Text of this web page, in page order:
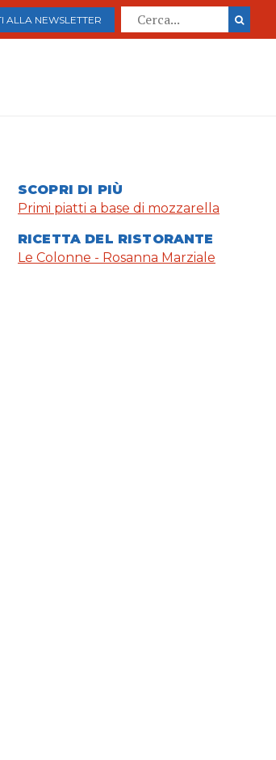
ALLA NEWSLETTER
SCOPRI DI PIÙ
Primi piatti a base di mozzarella
RICETTA DEL RISTORANTE
Le Colonne - Rosanna Marziale